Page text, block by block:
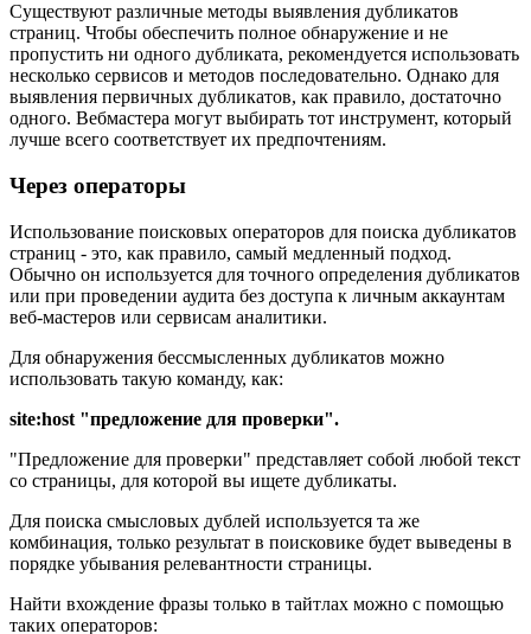
Существуют различные методы выявления дубликатов
страниц. Чтобы обеспечить полное обнаружение и не
пропустить ни одного дубликата, рекомендуется использовать
несколько сервисов и методов последовательно. Однако для
выявления первичных дубликатов, как правило, достаточно
одного. Вебмастера могут выбирать тот инструмент, который
лучше всего соответствует их предпочтениям.
Через операторы
Использование поисковых операторов для поиска дубликатов
страниц - это, как правило, самый медленный подход.
Обычно он используется для точного определения дубликатов
или при проведении аудита без доступа к личным аккаунтам
веб-мастеров или сервисам аналитики.
Для обнаружения бессмысленных дубликатов можно
использовать такую команду, как:
site:host "предложение для проверки".
"Предложение для проверки" представляет собой любой текст
со страницы, для которой вы ищете дубликаты.
Для поиска смысловых дублей используется та же
комбинация, только результат в поисковике будет выведены в
порядке убывания релевантности страницы.
Найти вхождение фразы только в тайтлах можно с помощью
таких операторов: